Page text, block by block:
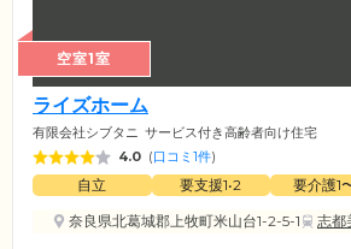
空室1室
ライズホーム
有限会社シブタニ サービス付き高齢者向け住宅
4.0 (口コミ1件)
自立 要支援1•2 要介護1
奈良県北葛城郡上牧町米山台1-2-5-1
志都